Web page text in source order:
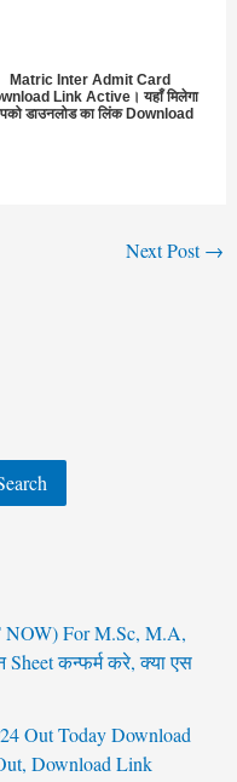
Matric Inter Admit Card
Link Active। यहाँ मिलेगा
डाउनलोड का लिंक Download
Next Post→
NOW) For M.Sc, M.A,
कन्फर्म करे, क्या एस
Out Today Download
Download Link